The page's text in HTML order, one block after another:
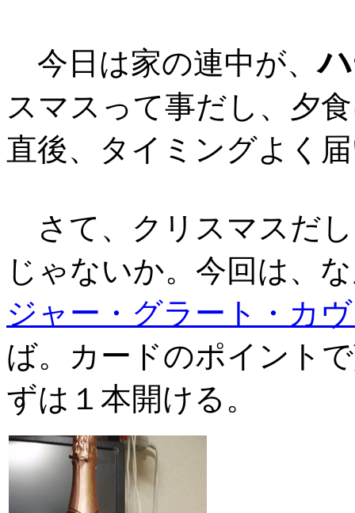
今日は家の連中が、
スマスって事だし、夕
直後、タイミングよく
さて、クリスマスだ
じゃないか。今回は、
ジャー・グラート・カ
ば。カードのポイント
ずは１本開ける。